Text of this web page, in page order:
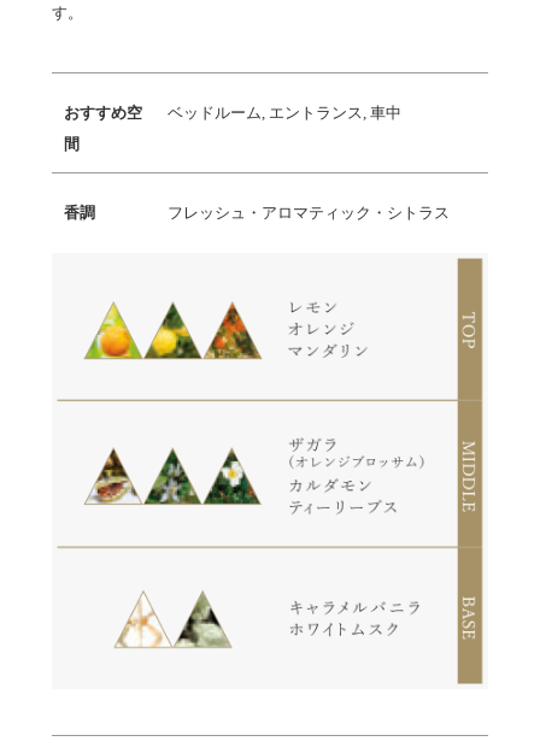
す。
おすすめ空
間
ベッドルーム, エントランス, 車中
香調 フレッシュ・アロマティック・シトラス